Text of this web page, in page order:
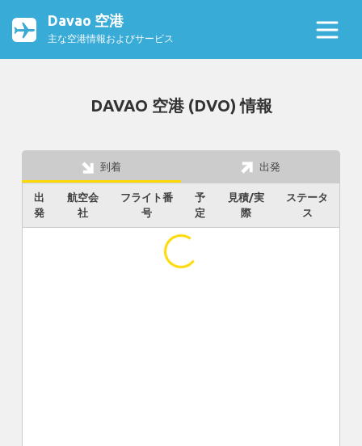
Davao 空港
主な空港情報およびサービス
DAVAO 空港 (DVO) 情報
到着 出発
出
発
航空会
社
フライト番
号
予
定
見積/実
際
ステータ
ス